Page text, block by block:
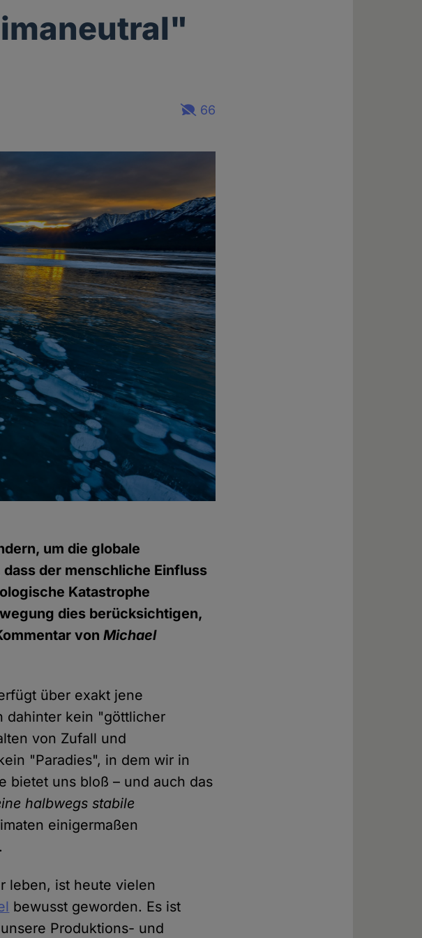
66
um die globale
der menschliche Einfluss
Katastrophe
dies berücksichtigen,
vonMichael
über exakt jene
dahinter kein "göttlicher
von Zufall und
"Paradies", in dem wir in
bietet uns bloß – und auch das
halbwegs stabile
einigermaßen
leben, ist heute vielen
bewusst geworden. Es ist
Produktions- und